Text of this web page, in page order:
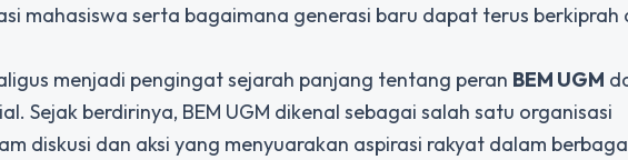
mahasiswa serta bagaimana generasi baru dapat terus berkiprah
menjadi pengingat sejarah panjang tentang peran BEM UGM
Sejak berdirinya, BEM UGM dikenal sebagai salah satu organisasi
diskusi dan aksi yang menyuarakan aspirasi rakyat dalam